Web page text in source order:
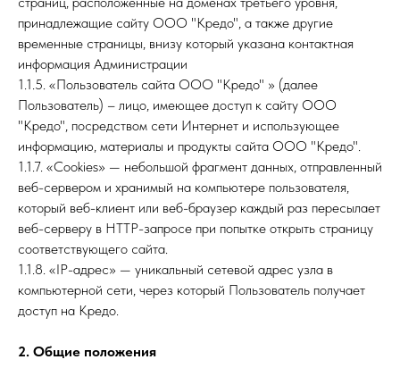
принадлежащие сайту ООО "Кредо", а также другие
временные страницы, внизу который указана контактная
информация Администрации
1.1.5. «Пользователь сайта ООО "Кредо" » (далее
Пользователь) – лицо, имеющее доступ к сайту ООО
"Кредо", посредством сети Интернет и использующее
информацию, материалы и продукты сайта ООО "Кредо".
1.1.7. «Cookies» — небольшой фрагмент данных, отправленный
веб-сервером и хранимый на компьютере пользователя,
который веб-клиент или веб-браузер каждый раз пересылает
веб-серверу в HTTP-запросе при попытке открыть страницу
соответствующего сайта.
1.1.8. «IP-адрес» — уникальный сетевой адрес узла в
компьютерной сети, через который Пользователь получает
доступ на Кредо.
2. Общие положения